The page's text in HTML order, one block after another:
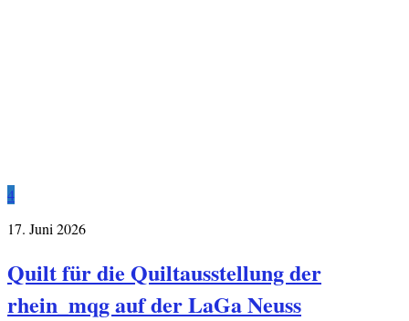
4
17. Juni 2026
Quilt für die Quiltausstellung der
rhein_mqg auf der LaGa Neuss